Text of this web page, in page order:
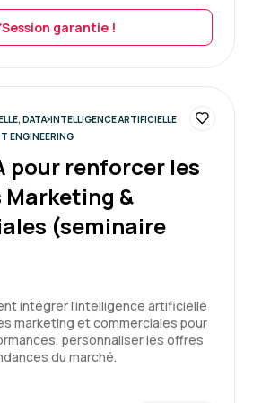
satisfait de la formation.
le sujet IA, j'en suis ressorti
compréhension des
écosystème de l'industrie,
de l'IA et sur
de "prompting". Bravo à
Formateur. Encore
état de l'art
Le 19/05/2026
Session garantie !
DATA INTELLIGENCE ARTIFICIELLE
ENGINEERING
pour renforcer les
&
(seminaire
intégrer l'intelligence artificielle
marketing et commerciales pour
personnaliser les offres
du marché.